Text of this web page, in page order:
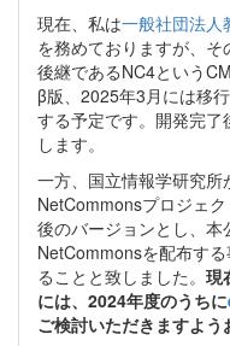
現在、私は一般社団法人
を務めておりますが、
後継であるNC4という
β版、2025年3月には移
する予定です。開発完了
します。
一方、国立情報学研究所
NetCommonsプロジェ
後のバージョンとし、
NetCommonsを配布す
ることと致しました。 現
には、2024年度のうちに
ご検討いただきますよう